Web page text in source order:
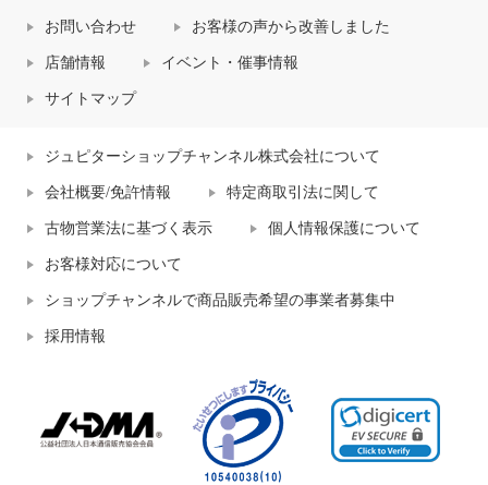
お問い合わせ お客様の声から改善しました
店舗情報 イベント・催事情報
サイトマップ
ジュピターショップチャンネル株式会社について
会社概要/免許情報 特定商取引法に関して
古物営業法に基づく表示 個人情報保護について
お客様対応について
ショップチャンネルで商品販売希望の事業者募集中
採用情報